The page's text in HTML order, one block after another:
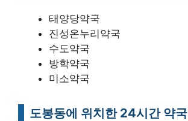
태양당약국
진성온누리약국
수도약국
방학약국
미소약국
도봉동에 위치한 24시간 약국